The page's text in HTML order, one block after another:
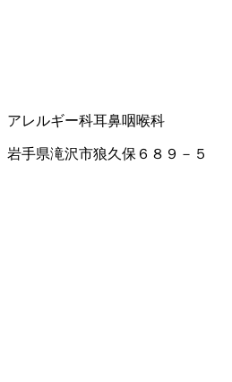
アレルギー科耳鼻咽喉科
岩手県滝沢市狼久保６８９－５